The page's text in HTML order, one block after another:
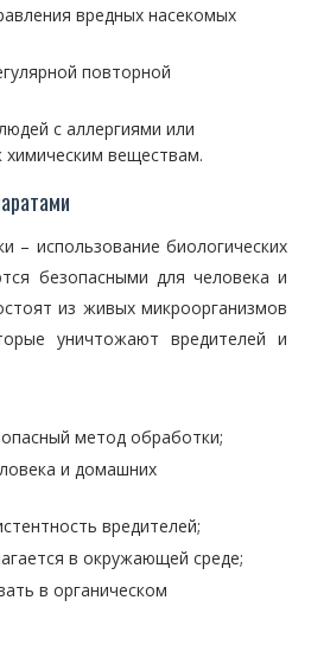
вредных насекомых
повторной
с аллергиями или
химическим веществам.
– использование биологических
безопасными для человека и
из живых микроорганизмов
уничтожают вредителей и
метод обработки;
и домашних
вредителей;
в окружающей среде;
в органическом